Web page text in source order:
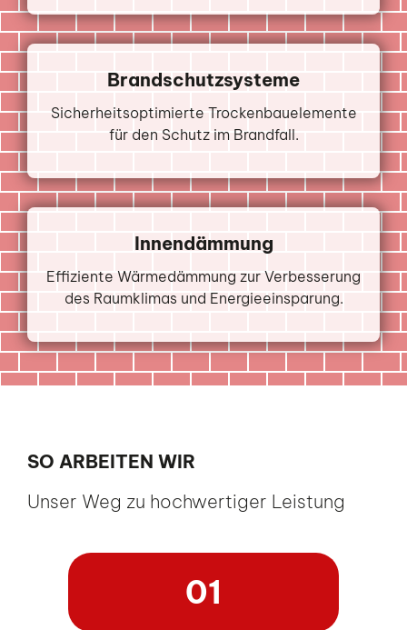
Brandschutzsysteme
Sicherheitsoptimierte Trockenbauelemente
für den Schutz im Brandfall.
Innendämmung
Effiziente Wärmedämmung zur Verbesserung
des Raumklimas und Energieeinsparung.
SO ARBEITEN WIR
Unser Weg zu hochwertiger Leistung
01